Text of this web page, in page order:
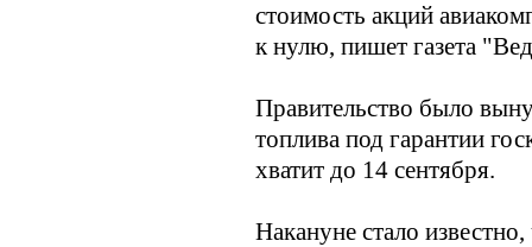
стоимость акций
к нулю, пишет газета
Правительство было
топлива под гарантии
хватит до 14 сентября.
Накануне стало